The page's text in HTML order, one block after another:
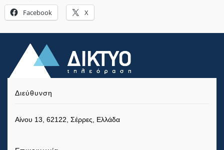
Facebook X
Διεύθυνση
Αίνου 13, 62122, Σέρρες, Ελλάδα